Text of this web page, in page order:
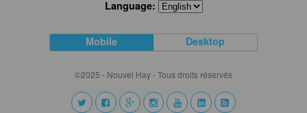
Language:
Mobile Desktop
©2025 - Nouvel Hay - Tous droits réservés